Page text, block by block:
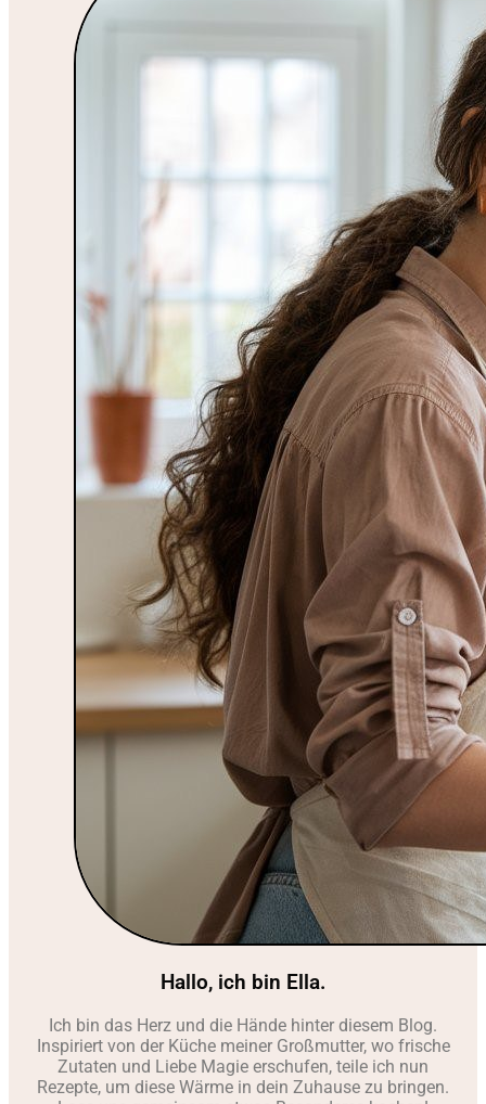
Hallo, ich bin Ella.
Ich bin das Herz und die Hände hinter diesem Blog.
Inspiriert von der Küche meiner Großmutter, wo frische
Zutaten und Liebe Magie erschufen, teile ich nun
Rezepte, um diese Wärme in dein Zuhause zu bringen.